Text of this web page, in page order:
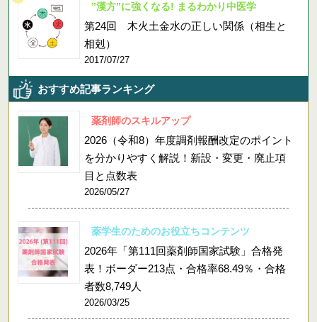
”漢方”に強くなる! まるわかり中医学
第24回 木火土金水の正しい関係（相生と
相剋）
2017/07/27
おすすめ記事ランキング
薬剤師のスキルアップ
2026（令和8）年度調剤報酬改定のポイント
を分かりやすく解説！新設・変更・廃止項
目と点数表
2026/05/27
薬学生のためのお役立ちコンテンツ
2026年「第111回薬剤師国家試験」合格発
表！ボーダー213点・合格率68.49％・合格
者数8,749人
2026/03/25